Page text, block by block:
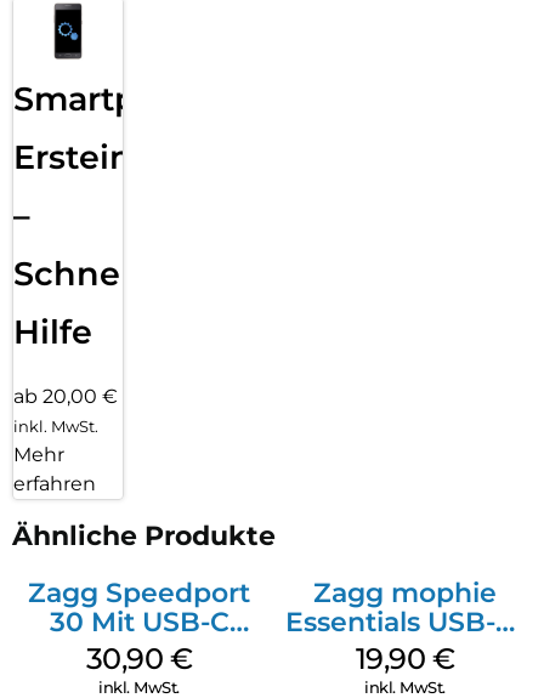
Smartphone
Ersteinrichtung
–
Schnelle
Hilfe
ab 20,00 €
inkl. MwSt.
Mehr
erfahren
Ähnliche Produkte
Zagg Speedport
30 Mit USB-C
Kabel Weiß
30,90 €
inkl. MwSt.
Zagg mophie
Essentials USB-C-
20W Charger PD
Weiß
19,90 €
inkl. MwSt.